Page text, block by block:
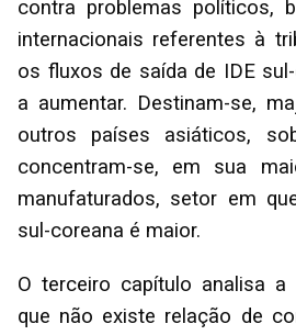
contra problemas políticos,
internacionais referentes à
os fluxos de saída de IDE
a aumentar. Destinam-se,
outros países asiáticos,
concentram-se, em sua
manufaturados, setor em
sul-coreana é maior.
O terceiro capítulo analisa
que não existe relação de